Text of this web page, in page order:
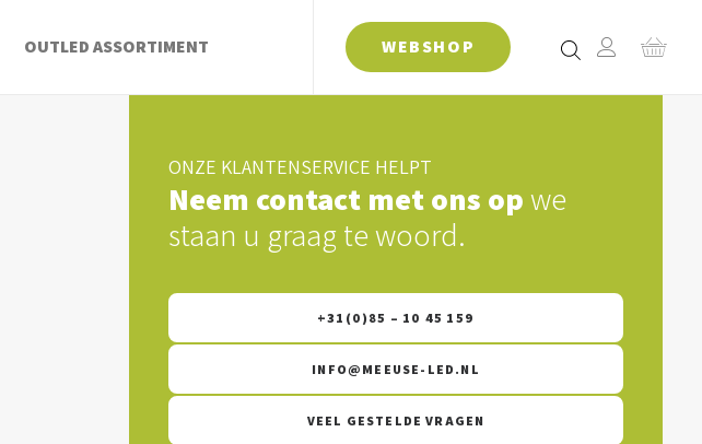
OUTLED ASSORTIMENT WEBSHOP
ONZE KLANTENSERVICE HELPT
Neem contact met ons opwe
staan u graag te woord.
+31(0)85 – 10 45 159
INFO@MEEUSE-LED.NL
VEEL GESTELDE VRAGEN